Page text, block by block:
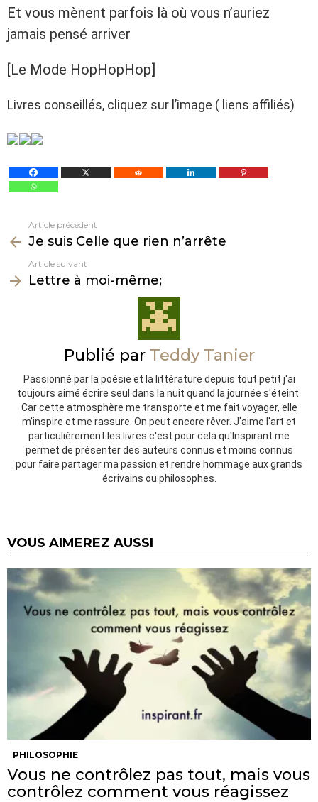
Et vous mènent parfois là où vous n’auriez
jamais pensé arriver
[Le Mode HopHopHop]
Livres conseillés, cliquez sur l’image ( liens affiliés)
plus
Article précédent
Je suis Celle que rien n’arrête
Article suivant
Lettre à moi-même;
Publié par Teddy Tanier
Passionné par la poésie et la littérature depuis tout petit j'ai
toujours aimé écrire seul dans la nuit quand la journée s'éteint.
Car cette atmosphère me transporte et me fait voyager, elle
m'inspire et me rassure. On peut encore rêver. J'aime l'art et
particulièrement les livres c'est pour cela qu'Inspirant me
permet de présenter des auteurs connus et moins connus
pour faire partager ma passion et rendre hommage aux grands
écrivains ou philosophes.
VOUS AIMEREZ AUSSI
PHILOSOPHIE
Vous ne contrôlez pas tout, mais vous
contrôlez comment vous réagissez